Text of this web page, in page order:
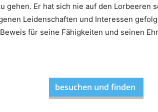
gehen. Er hat sich nie auf den Lorbeeren
Leidenschaften und Interessen
für seine Fähigkeiten und seinen
besuchen und finden